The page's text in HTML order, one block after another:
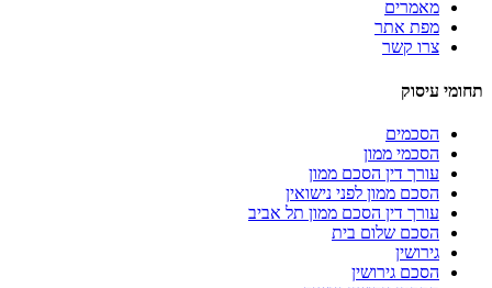
מאמרים
מפת אתר
צרו קשר
תחומי עיסוק
הסכמים
הסכמי ממון
עורך דין הסכם ממון
הסכם ממון לפני נישואין
עורך דין הסכם ממון תל אביב
הסכם שלום בית
גירושין
הסכם גירושין